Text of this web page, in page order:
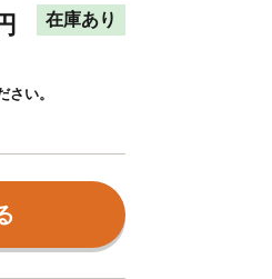
在庫あり
さい。